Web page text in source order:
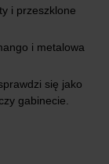
i przeszklone
i metalowa
się jako
gabinecie.